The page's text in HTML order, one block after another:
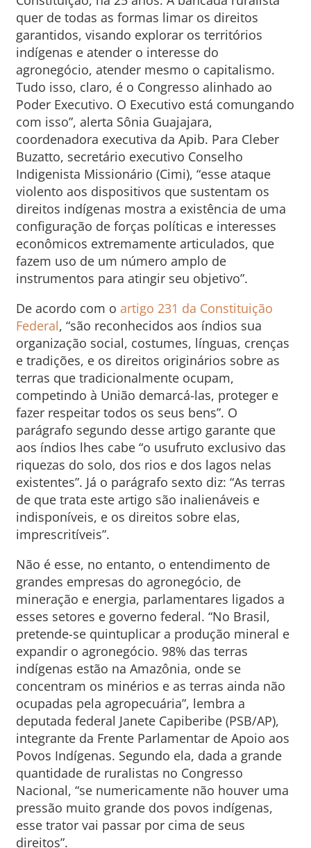
quer de todas as formas limar os direitos
garantidos, visando explorar os territórios
indígenas e atender o interesse do
agronegócio, atender mesmo o capitalismo.
Tudo isso, claro, é o Congresso alinhado ao
Poder Executivo. O Executivo está comungando
com isso”, alerta Sônia Guajajara,
coordenadora executiva da Apib. Para Cleber
Buzatto, secretário executivo Conselho
Indigenista Missionário (Cimi), “esse ataque
violento aos dispositivos que sustentam os
direitos indígenas mostra a existência de uma
configuração de forças políticas e interesses
econômicos extremamente articulados, que
fazem uso de um número amplo de
instrumentos para atingir seu objetivo”.
De acordo com o artigo 231 da Constituição
Federal, “são reconhecidos aos índios sua
organização social, costumes, línguas, crenças
e tradições, e os direitos originários sobre as
terras que tradicionalmente ocupam,
competindo à União demarcá-las, proteger e
fazer respeitar todos os seus bens”. O
parágrafo segundo desse artigo garante que
aos índios lhes cabe “o usufruto exclusivo das
riquezas do solo, dos rios e dos lagos nelas
existentes”. Já o parágrafo sexto diz: “As terras
de que trata este artigo são inalienáveis e
indisponíveis, e os direitos sobre elas,
imprescritíveis”.
Não é esse, no entanto, o entendimento de
grandes empresas do agronegócio, de
mineração e energia, parlamentares ligados a
esses setores e governo federal. “No Brasil,
pretende-se quintuplicar a produção mineral e
expandir o agronegócio. 98% das terras
indígenas estão na Amazônia, onde se
concentram os minérios e as terras ainda não
ocupadas pela agropecuária”, lembra a
deputada federal Janete Capiberibe (PSB/AP),
integrante da Frente Parlamentar de Apoio aos
Povos Indígenas. Segundo ela, dada a grande
quantidade de ruralistas no Congresso
Nacional, “se numericamente não houver uma
pressão muito grande dos povos indígenas,
esse trator vai passar por cima de seus
direitos”.